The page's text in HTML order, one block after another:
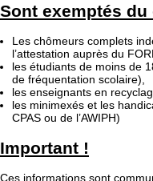
Sont exemptés du
Les chômeurs complets
l’attestation auprès du
les étudiants de moins de
de fréquentation scolaire),
les enseignants en
les minimexés et les
CPAS ou de l’AWIPH)
Important !
Ces informations sont